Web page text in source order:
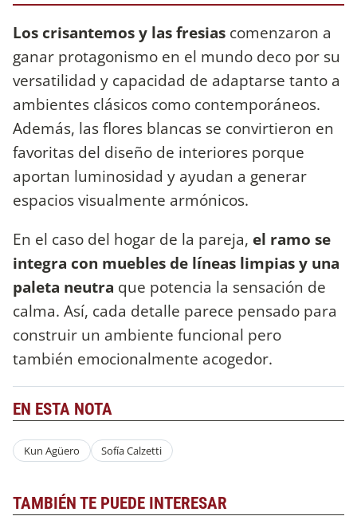
Los crisantemos y las fresias comenzaron a
ganar protagonismo en el mundo deco por su
versatilidad y capacidad de adaptarse tanto a
ambientes clásicos como contemporáneos.
Además, las flores blancas se convirtieron en
favoritas del diseño de interiores porque
aportan luminosidad y ayudan a generar
espacios visualmente armónicos.
En el caso del hogar de la pareja, el ramo se
integra con muebles de líneas limpias y una
paleta neutra que potencia la sensación de
calma. Así, cada detalle parece pensado para
construir un ambiente funcional pero
también emocionalmente acogedor.
EN ESTA NOTA
Kun Agüero Sofía Calzetti
TAMBIÉN TE PUEDE INTERESAR